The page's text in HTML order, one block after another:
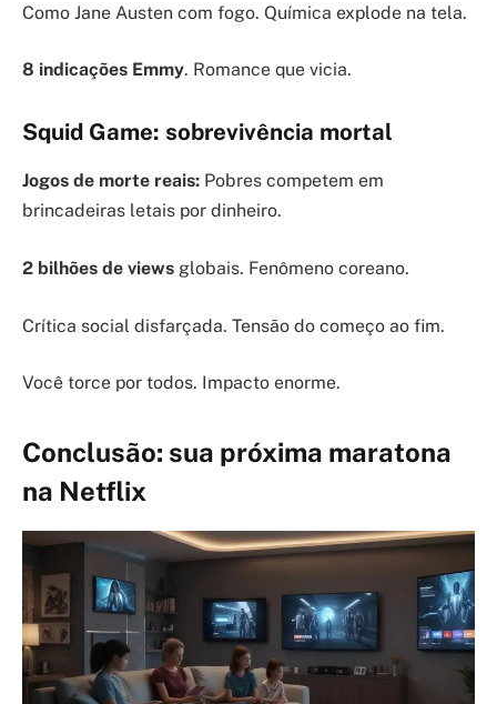
Como Jane Austen com fogo. Química explode na tela.
8 indicações Emmy. Romance que vicia.
Squid Game: sobrevivência mortal
Jogos de morte reais: Pobres competem em
brincadeiras letais por dinheiro.
2 bilhões de views globais. Fenômeno coreano.
Crítica social disfarçada. Tensão do começo ao fim.
Você torce por todos. Impacto enorme.
Conclusão: sua próxima maratona
na Netflix